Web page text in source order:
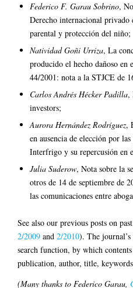
Federico F. Garau Sobrino,
Derecho internacional privado
parental y protección del niño;
Natividad Goñi Urriza, La
producido el hecho dañoso en
44/2001: nota a la STJCE de
Carlos Andrés Hécker Padilla,
investors;
Aurora Hernández Rodríguez,
en ausencia de elección por
Interfrigo y su repercusión en
Julia Suderow, Nota sobre la
otros de 14 de septiembre de
las comunicaciones entre
See also our previous posts on
2/2009 and 2/2010). The
search function, by which
publication, author, title,
(Many thanks to Federico Garau,